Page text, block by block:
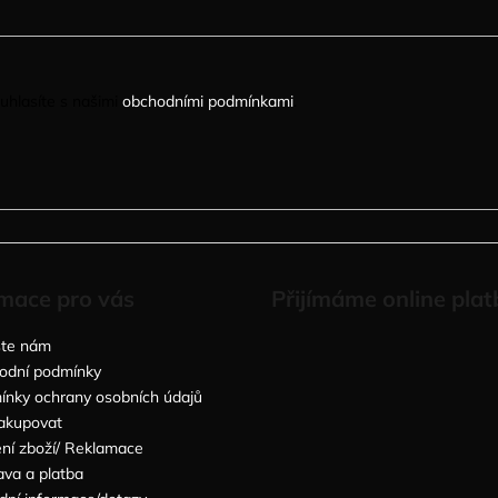
obchodními podmínkami.
nám
podmínky
ochrany osobních údajů
zboží/ Reklamace
a platba